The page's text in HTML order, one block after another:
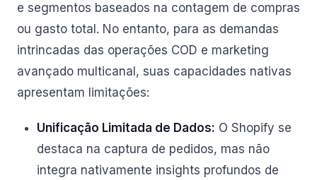
e segmentos baseados na contagem de compras
ou gasto total. No entanto, para as demandas
intrincadas das operações COD e marketing
avançado multicanal, suas capacidades nativas
apresentam limitações:
Unificação Limitada de Dados: O Shopify se
destaca na captura de pedidos, mas não
integra nativamente insights profundos de